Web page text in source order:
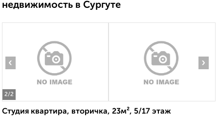
недвижимость в Сургуте
2/2
‹ ›
Студия квартира, вторичка, 23м², 5/17 этаж